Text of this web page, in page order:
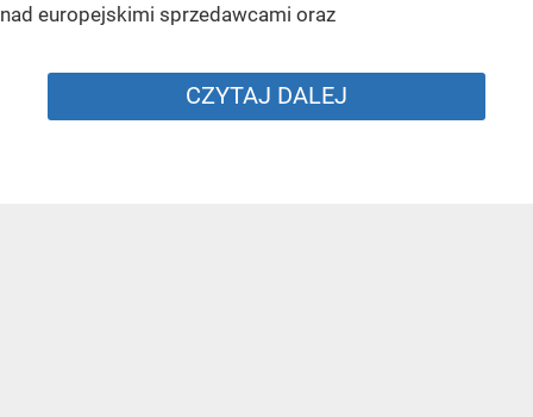
nad europejskimi sprzedawcami oraz
CZYTAJ DALEJ